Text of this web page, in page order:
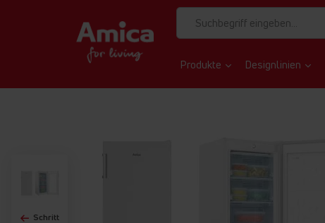
Produkte Designlinien
Schritt